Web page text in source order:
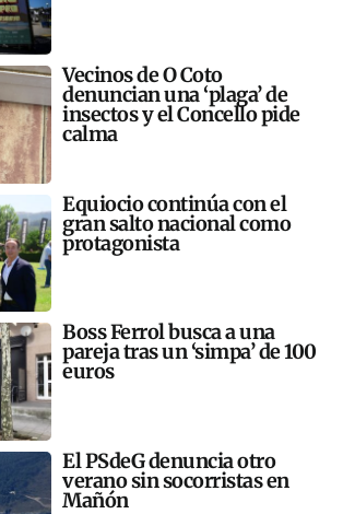
Vecinos de O Coto
denuncian una ‘plaga’ de
insectos y el Concello pide
calma
Equiocio continúa con el
gran salto nacional como
protagonista
Boss Ferrol busca a una
pareja tras un ‘simpa’ de 100
euros
El PSdeG denuncia otro
verano sin socorristas en
Mañón